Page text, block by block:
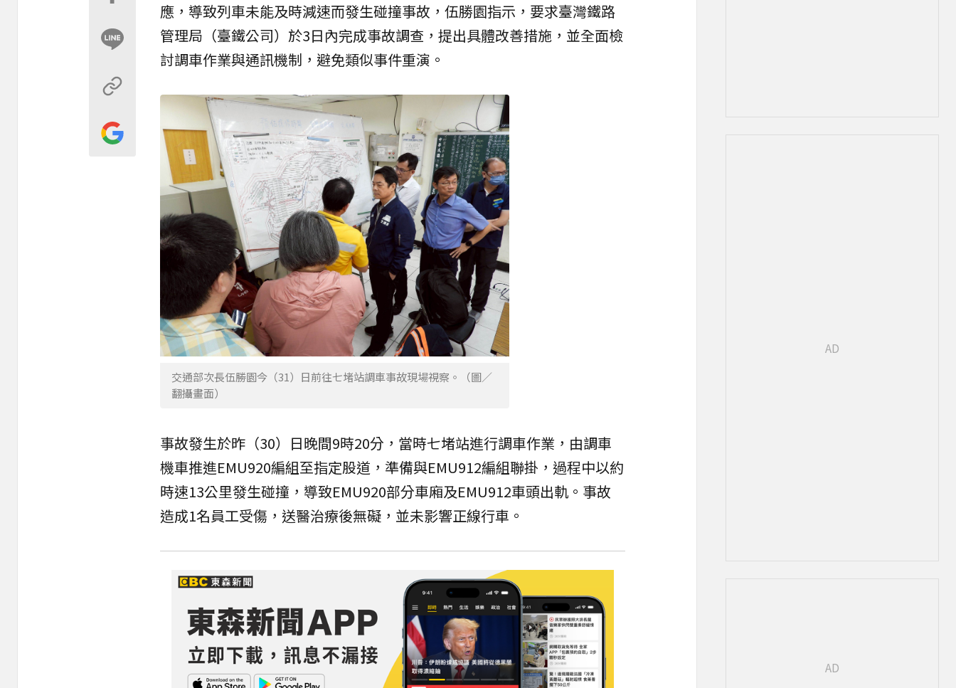
應，導致列車未能及時減速而發生碰撞事故，伍勝園指示，要求臺灣鐵路
管理局（臺鐵公司）於3日內完成事故調查，提出具體改善措施，並全面檢
討調車作業與通訊機制，避免類似事件重演。
交通部次長伍勝園今（31）日前往七堵站調車事故現場視察。（圖／
翻攝畫面）
事故發生於昨（30）日晚間9時20分，當時七堵站進行調車作業，由調車
機車推進EMU920編組至指定股道，準備與EMU912編組聯掛，過程中以約
時速13公里發生碰撞，導致EMU920部分車廂及EMU912車頭出軌 。事故
造成1名員工受傷，送醫治療後無礙，並未影響正線行車。